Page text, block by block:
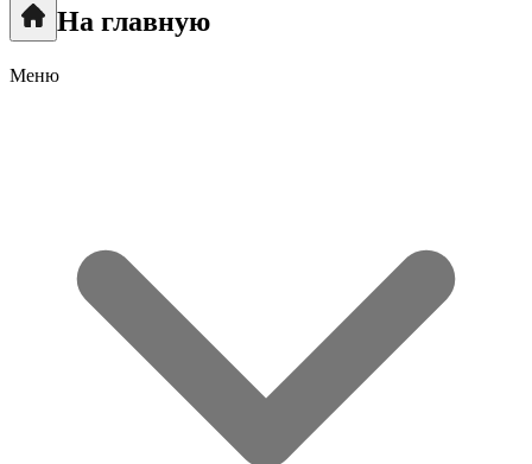
На главную
Меню